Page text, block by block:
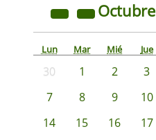
Octubre
Lun Mar Mié Jue
30 1 2 3
7
8 9 10
14
15 16 17